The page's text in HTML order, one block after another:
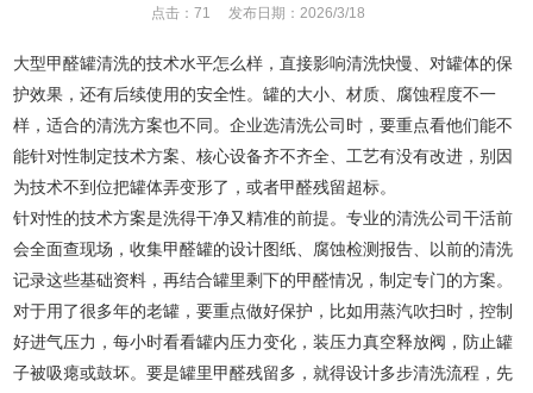
点击： 71 发布日期：2026/3/18
大型甲醛罐清洗的技术水平怎么样，直接影响清洗快慢、对罐体的保
护效果，还有后续使用的安全性。罐的大小、材质、腐蚀程度不一
样，适合的清洗方案也不同。企业选清洗公司时，要重点看他们能不
能针对性制定技术方案、核心设备齐不齐全、工艺有没有改进，别因
为技术不到位把罐体弄变形了，或者甲醛残留超标。
针对性的技术方案是洗得干净又精准的前提。专业的清洗公司干活前
会全面查现场，收集甲醛罐的设计图纸、腐蚀检测报告、以前的清洗
记录这些基础资料，再结合罐里剩下的甲醛情况，制定专门的方案。
对于用了很多年的老罐，要重点做好保护，比如用蒸汽吹扫时，控制
好进气压力，每小时看看罐内压力变化，装压力真空释放阀，防止罐
子被吸瘪或鼓坏。要是罐里甲醛残留多，就得设计多步清洗流程，先